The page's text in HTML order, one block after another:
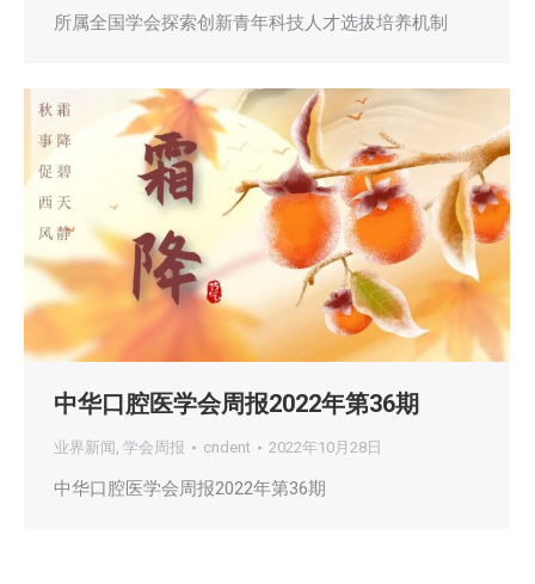
所属全国学会探索创新青年科技人才选拔培养机制
中华口腔医学会周报2022年第36期
业界新闻 , 学会周报 cndent 2022年10月28日
中华口腔医学会周报2022年第36期